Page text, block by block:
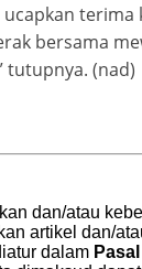
bersama
tutupnya. (nad)